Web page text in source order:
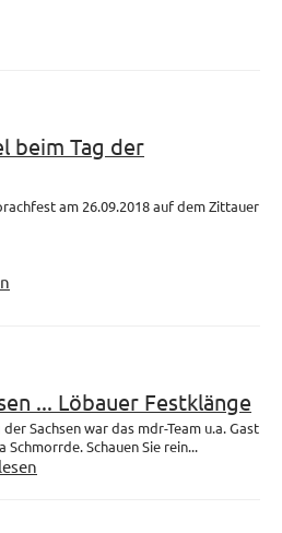
beim Tag der
am 26.09.2018 auf dem Zittauer
... Löbauer Festklänge
der Sachsen war das mdr-Team u.a. Gast
Schmorrde. Schauen Sie rein...